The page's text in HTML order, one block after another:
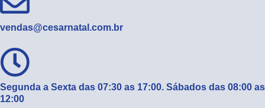
vendas@cesarnatal.com.br
Segunda a Sexta das 07:30 as 17:00. Sábados das 08:00 as
12:00